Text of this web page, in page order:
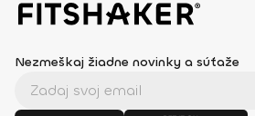
Nezmeškaj žiadne novinky a súťaže